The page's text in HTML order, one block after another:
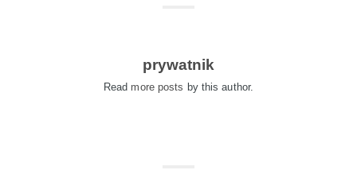
prywatnik
Read more posts by this author.